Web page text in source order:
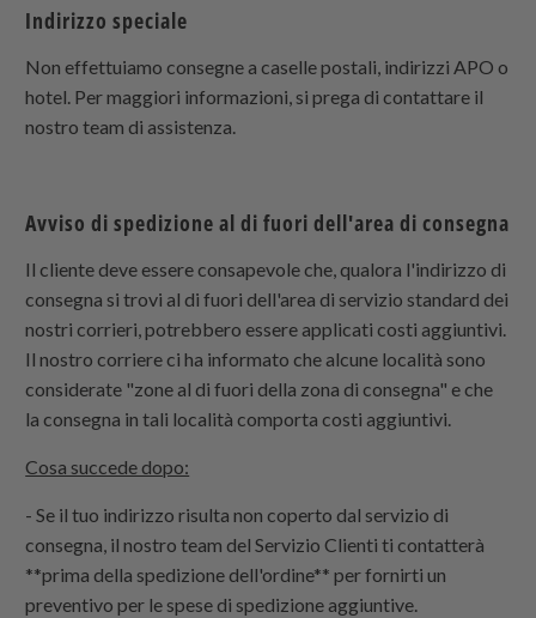
Indirizzo speciale
Non effettuiamo consegne a caselle postali, indirizzi APO o
hotel. Per maggiori informazioni, si prega di contattare il
nostro team di assistenza.
Avviso di spedizione al di fuori dell'area di consegna
Il cliente deve essere consapevole che, qualora l'indirizzo di
consegna si trovi al di fuori dell'area di servizio standard dei
nostri corrieri, potrebbero essere applicati costi aggiuntivi.
Il nostro corriere ci ha informato che alcune località sono
considerate "zone al di fuori della zona di consegna" e che
la consegna in tali località comporta costi aggiuntivi.
Cosa succede dopo:
- Se il tuo indirizzo risulta non coperto dal servizio di
consegna, il nostro team del Servizio Clienti ti contatterà
**prima della spedizione dell'ordine** per fornirti un
preventivo per le spese di spedizione aggiuntive.